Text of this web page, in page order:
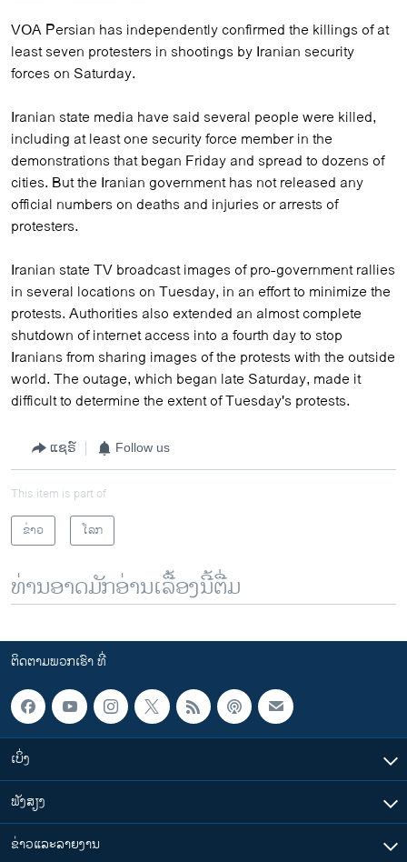
VOA Persian has independently confirmed the killings of at
least seven protesters in shootings by Iranian security
forces on Saturday.
Iranian state media have said several people were killed,
including at least one security force member in the
demonstrations that began Friday and spread to dozens of
cities. But the Iranian government has not released any
official numbers on deaths and injuries or arrests of
protesters.
Iranian state TV broadcast images of pro-government rallies
in several locations on Tuesday, in an effort to minimize the
protests. Authorities also extended an almost complete
shutdown of internet access into a fourth day to stop
Iranians from sharing images of the protests with the outside
world. The outage, which began late Saturday, made it
difficult to determine the extent of Tuesday's protests.
ແຊຣ໌ Follow us
This item is part of
ຂ່າວ
ໂລກ
ທ່ານອາດມັກອ່ານເລື້ອງນີ້ຕື່ມ
ຕິດຕາມພວກເຮົາ ທີ່
ເບິ່ງ
ຟັງສຽງ
ຂ່າວແລະລາຍງານ